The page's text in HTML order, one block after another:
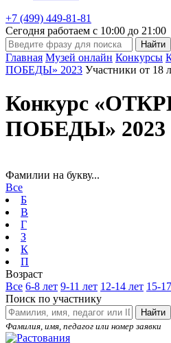
+7 (499) 449-81-81
Сегодня работаем с 10:00 до 21:00
Главная Музей онлайн Конкурсы
ПОБЕДЫ» 2023 Участники от 18
Конкурс
ПОБЕДЫ» 2023
Фамилии на букву...
Все
Б
В
Г
З
К
П
Возраст
Все 6-8 лет 9-11 лет 12-14 лет 15-
Поиск по участнику
Найти
Фамилия, имя, педагог или номер заявки